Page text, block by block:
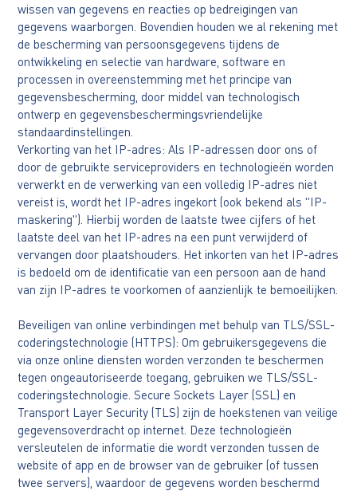
wissen van gegevens en reacties op bedreigingen van
gegevens waarborgen. Bovendien houden we al rekening met
de bescherming van persoonsgegevens tijdens de
ontwikkeling en selectie van hardware, software en
processen in overeenstemming met het principe van
gegevensbescherming, door middel van technologisch
ontwerp en gegevensbeschermingsvriendelijke
standaardinstellingen.
Verkorting van het IP-adres: Als IP-adressen door ons of
door de gebruikte serviceproviders en technologieën worden
verwerkt en de verwerking van een volledig IP-adres niet
vereist is, wordt het IP-adres ingekort (ook bekend als "IP-
maskering"). Hierbij worden de laatste twee cijfers of het
laatste deel van het IP-adres na een punt verwijderd of
vervangen door plaatshouders. Het inkorten van het IP-adres
is bedoeld om de identificatie van een persoon aan de hand
van zijn IP-adres te voorkomen of aanzienlijk te bemoeilijken.
Beveiligen van online verbindingen met behulp van TLS/SSL-
coderingstechnologie (HTTPS): Om gebruikersgegevens die
via onze online diensten worden verzonden te beschermen
tegen ongeautoriseerde toegang, gebruiken we TLS/SSL-
coderingstechnologie. Secure Sockets Layer (SSL) en
Transport Layer Security (TLS) zijn de hoekstenen van veilige
gegevensoverdracht op internet. Deze technologieën
versleutelen de informatie die wordt verzonden tussen de
website of app en de browser van de gebruiker (of tussen
twee servers), waardoor de gegevens worden beschermd